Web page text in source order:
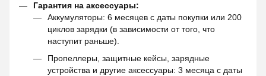
Гарантия на аксессуары:
Аккумуляторы: 6 месяцев с даты покупки или 200
циклов зарядки (в зависимости от того, что
наступит раньше).
Пропеллеры, защитные кейсы, зарядные
устройства и другие аксессуары: 3 месяца с даты